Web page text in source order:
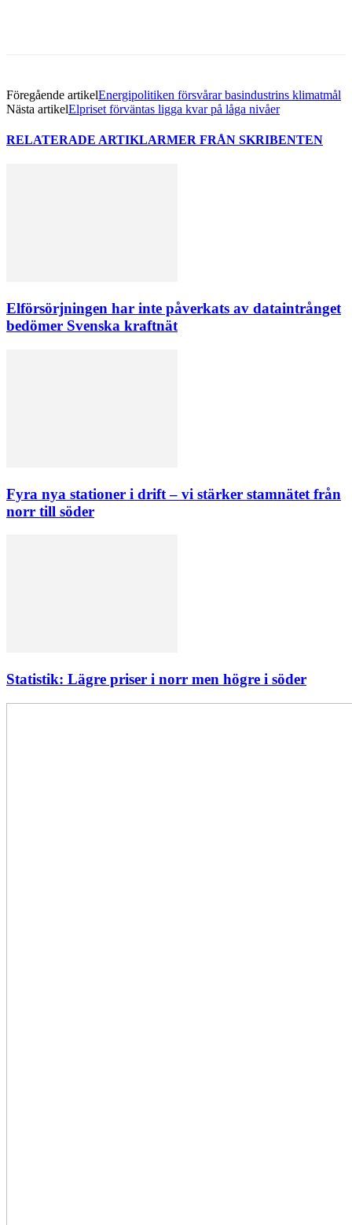
Föregående artikelEnergipolitiken försvårar basindustrins klimatmål
Nästa artikelElpriset förväntas ligga kvar på låga nivåer
RELATERADE ARTIKLARMER FRÅN SKRIBENTEN
Elförsörjningen har inte påverkats av dataintrånget
bedömer Svenska kraftnät
Fyra nya stationer i drift – vi stärker stamnätet från
norr till söder
Statistik: Lägre priser i norr men högre i söder